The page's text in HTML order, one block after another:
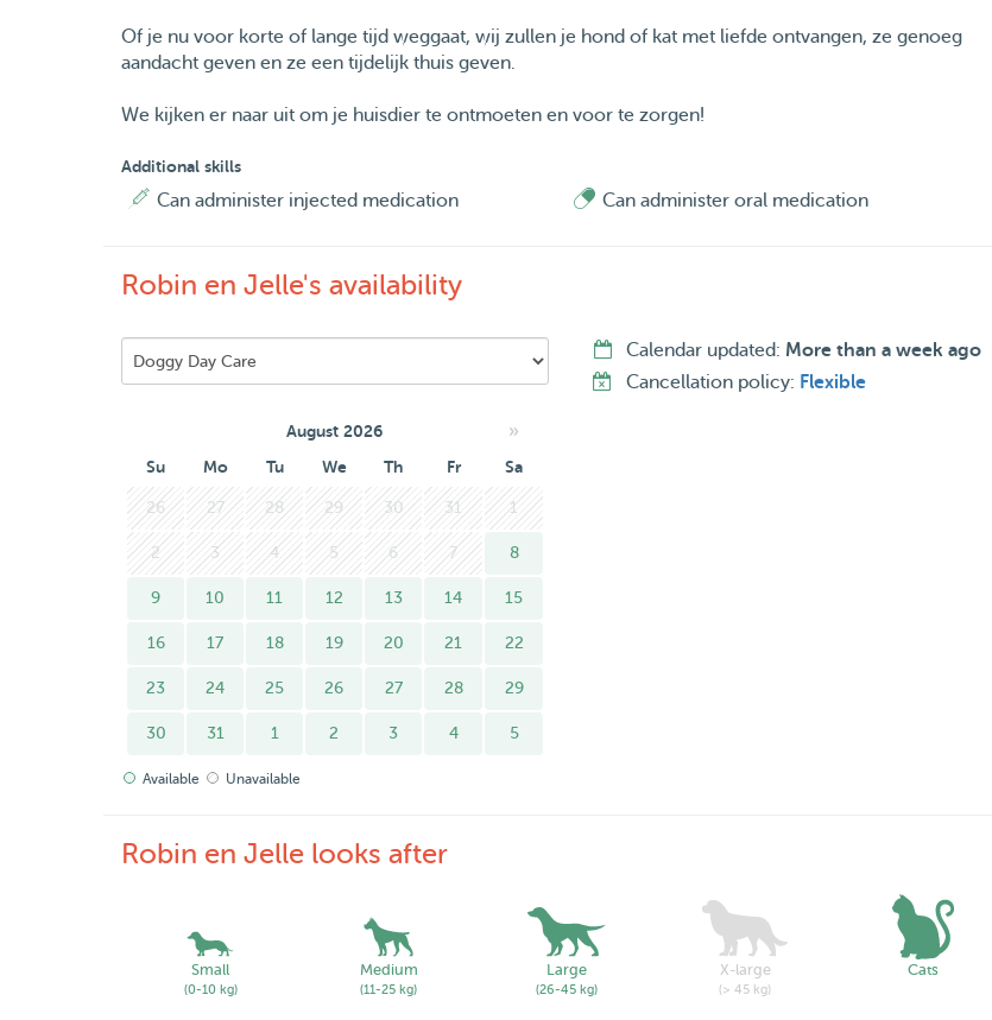
Of je nu voor korte of lange tijd weggaat, wij zullen je hond of kat met liefde ontvangen, ze genoeg
aandacht geven en ze een tijdelijk thuis geven.
We kijken er naar uit om je huisdier te ontmoeten en voor te zorgen!
Additional skills
Can administer injected medication Can administer oral medication
Robin en Jelle's availability
August 2026 »
Su Mo Tu We Th Fr Sa
26 27 28 29 30 31 1
2 3 4 5 6 7 8
9 10 11 12 13 14 15
16 17 18 19 20 21 22
23 24 25 26 27 28 29
30 31 1 2 3 4 5
Available Unavailable
Calendar updated: More than a week ago
Cancellation policy: Flexible
Robin en Jelle looks after
Small
(0-10 kg)
Medium
(11-25 kg)
Large
(26-45 kg)
X-large
(> 45 kg)
Cats